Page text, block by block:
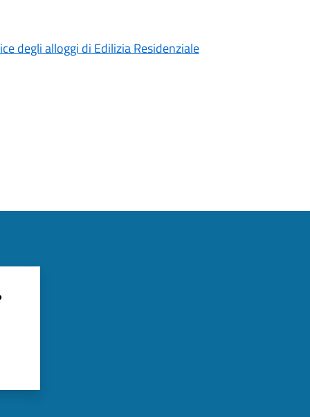
degli alloggi di Edilizia Residenziale